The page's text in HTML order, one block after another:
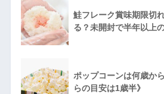
鮭フレーク賞味期限切
る？未開封で半年以上
ポップコーンは何歳か
らの目安は1歳半》